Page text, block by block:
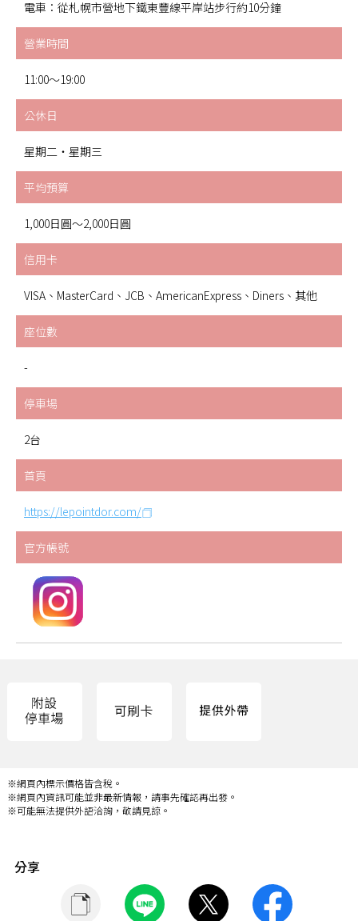
電車：從札幌市營地下鐵東豐線平岸站步行約10分鐘
營業時間
11:00～19:00
公休日
星期二・星期三
平均預算
1,000日圓～2,000日圓
信用卡
VISA、MasterCard、JCB、AmericanExpress、Diners、其他
座位數
-
停車場
2台
首頁
https://lepointdor.com/
官方帳號
※網頁內標示價格皆含稅。
※網頁內資訊可能並非最新情報，請事先確認再出發。
※可能無法提供外語洽詢，敬請見諒。
分享